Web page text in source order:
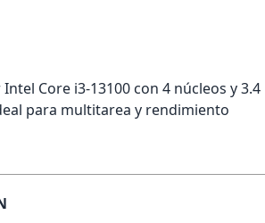
Core i3-13100 con 4 núcleos y 3.4
para multitarea y rendimiento